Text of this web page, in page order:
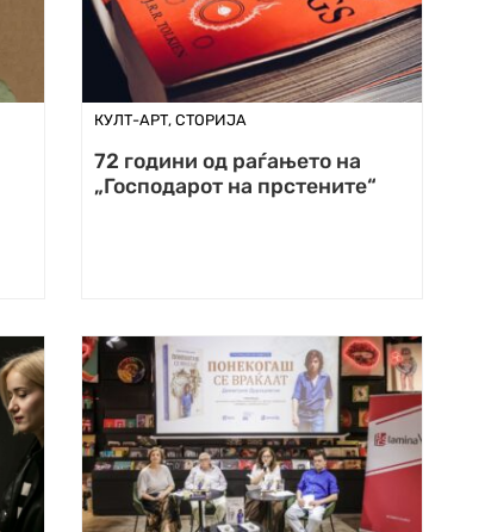
КУЛТ-АРТ, СТОРИЈА
72 години од раѓањето на
„Господарот на прстените“